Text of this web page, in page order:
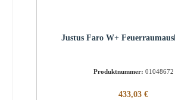
Justus Faro W+
Produktnummer: 01048672
Regulärer Preis:
433,03 €